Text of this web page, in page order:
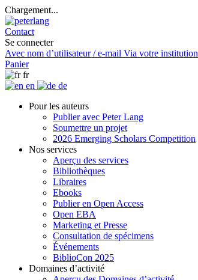
Chargement...
Contact
Se connecter
Avec nom d’utilisateur / e-mail Via votre institution
Panier
fr
en
de
Pour les auteurs
Publier avec Peter Lang
Soumettre un projet
2026 Emerging Scholars Competition
Nos services
Aperçu des services
Bibliothèques
Libraires
Ebooks
Publier en Open Access
Open EBA
Marketing et Presse
Consultation de spécimens
Événements
BiblioCon 2025
Domaines d’activité